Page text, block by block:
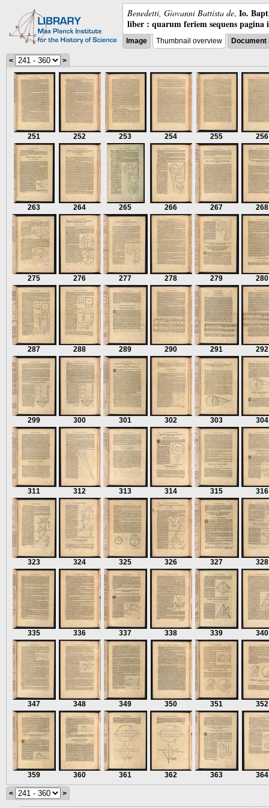
Benedetti, Giovanni Battista de, Io.
liber : quarum feriem sequens pagina
Image Thumbnail overview
< >
251 252 253 254 255 256
263 264 265 266 267 268
275 276 277 278 279 280
287 288 289 290 291 292
299 300 301 302 303 304
311 312 313 314 315 316
323 324 325 326 327 328
335 336 337 338 339 340
347 348 349 350 351 352
359 360 361 362 363 364
< >